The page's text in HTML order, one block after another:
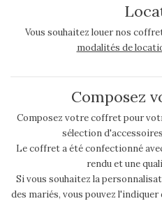
Vous souhaitez louer nos
modalités de
Composez
Composez votre coffret pour
sélection
Le coffret a été confectionné
rendu et une
Si vous souhaitez la
des mariés, vous pouvez